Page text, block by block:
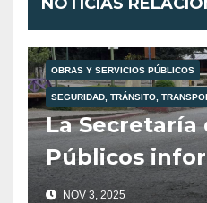
OBRAS Y SERVICIOS PÚBLICOS
SEGURIDAD, TRÁNSITO,
La Secretaría
Públicos
total de
NOV 3, 2025